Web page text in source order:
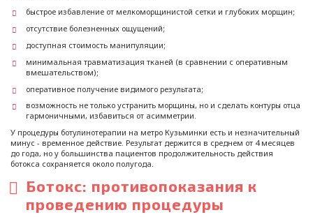
быстрое избавление от мелкоморщинистой сетки и глубоких морщин;
отсутствие болезненных ощущений;
доступная стоимость манипуляции;
минимальная травматизация тканей (в сравнении с оперативным
вмешательством);
оперативное получение видимого результата;
возможность не только устранить морщины, но и сделать контуры отца
гармоничными, избавиться от асимметрии.
У процедуры ботулинотерапии на метро Кузьминки есть и незначительный
минус - временное действие. Результат держится в среднем от 4 месяцев
до года, но у большинства пациентов продолжительность действия
ботокса сохраняется около полугода.
Ботокс: противопоказания к
проведению процедуры